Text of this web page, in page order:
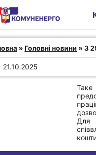
жовтня
у свої
» Головні новини » З
21.10.2025
Таке
Для